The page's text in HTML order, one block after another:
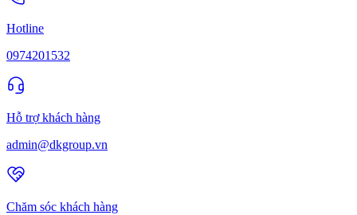
Hotline
0974201532
Hỗ trợ khách hàng
admin@dkgroup.vn
Chăm sóc khách hàng